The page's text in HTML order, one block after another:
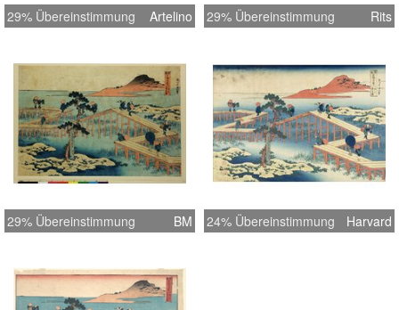
29% Übereinstimmung Artelino 29% Übereinstimmung Rits
29% Übereinstimmung BM 24% Übereinstimmung Harvard